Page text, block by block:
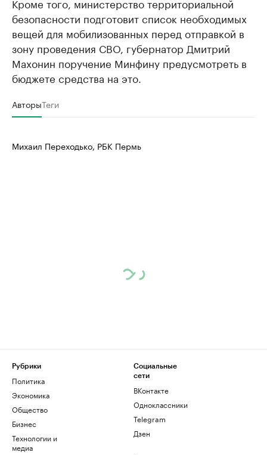
безопасности подготовит список необходимых
вещей для мобилизованных перед отправкой в
зону проведения СВО, губернатор Дмитрий
Махонин поручение Минфину предусмотреть в
бюджете средства на это.
АвторыТеги
Михаил Переходько, РБК Пермь
Рубрики
Политика
Экономика
Общество
Бизнес
Технологии и
медиа
Социальные
сети
ВКонтакте
Одноклассники
Telegram
Дзен